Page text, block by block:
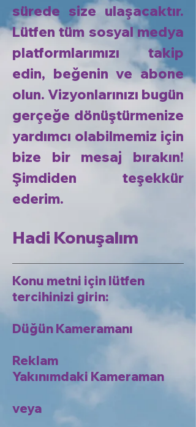
sürede size ulaşacaktır.
Lütfen tüm sosyal medya
platformlarımızı takip
edin, beğenin ve abone
olun. Vizyonlarınızı bugün
gerçeğe dönüştürmenize
yardımcı olabilmemiz için
bize bir mesaj bırakın!
Şimdiden teşekkür
ederim.
Hadi Konuşalım
Konu metni için lütfen
tercihinizi girin:
Düğün Kameramanı
Reklam
Yakınımdaki Kameraman
veya